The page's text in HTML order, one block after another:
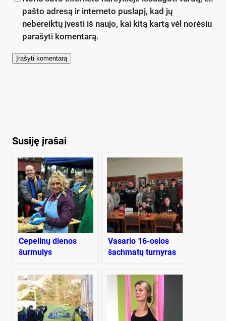
pašto adresą ir interneto puslapį, kad jų
nebereiktų įvesti iš naujo, kai kitą kartą vėl norėsiu
parašyti komentarą.
Susiję įrašai
Cepelinų dienos
šurmulys
Vasario 16-osios
šachmatų turnyras